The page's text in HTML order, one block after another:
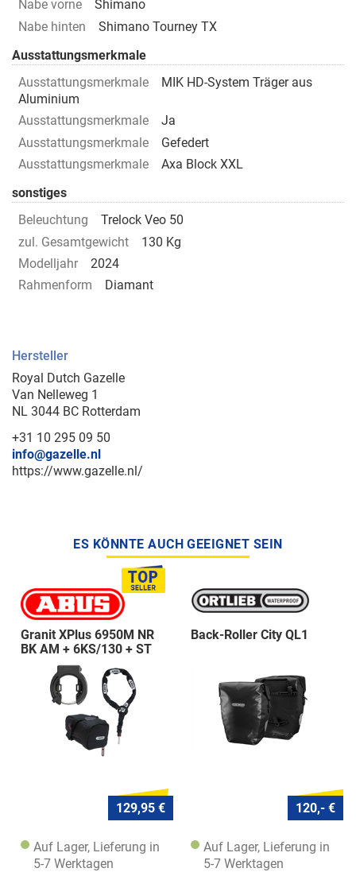
Nabe vorne
Shimano
Nabe hinten
Shimano Tourney TX
Ausstattungsmerkmale
Ausstattungsmerkmale
MIK HD-System Träger aus
Aluminium
Ausstattungsmerkmale
Ja
Ausstattungsmerkmale
Gefedert
Ausstattungsmerkmale
Axa Block XXL
sonstiges
Beleuchtung
Trelock Veo 50
zul. Gesamtgewicht
130 Kg
Modelljahr
2024
Rahmenform
Diamant
Hersteller
Royal Dutch Gazelle
Van Nelleweg 1
NL 3044 BC Rotterdam
+31 10 295 09 50
info@gazelle.nl
https://www.gazelle.nl/
ES KÖNNTE AUCH GEEIGNET SEIN
Granit XPlus 6950M NR
BK AM + 6KS/130 + ST
129,95 €
Auf Lager, Lieferung in
5-7 Werktagen
Back-Roller City QL1
120,- €
Auf Lager, Lieferung in
5-7 Werktagen